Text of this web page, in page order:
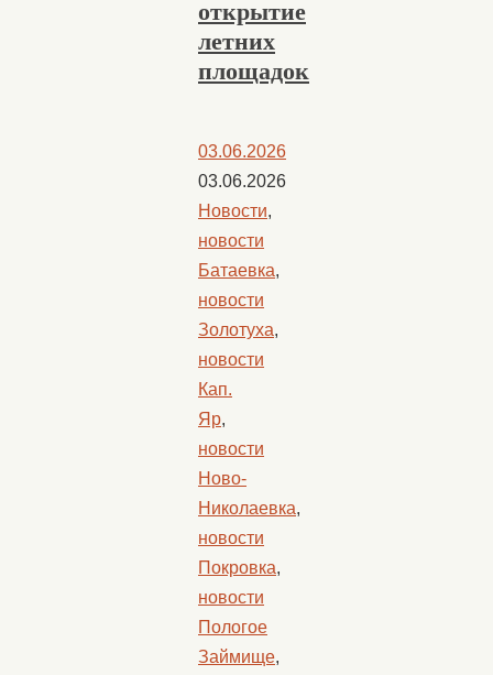
открытие
летних
площадок
03.06.2026
03.06.2026
Новости,
новости
Батаевка,
новости
Золотуха,
новости
Кап.
Яр,
новости
Ново-
Николаевка,
новости
Покровка,
новости
Пологое
Займище,